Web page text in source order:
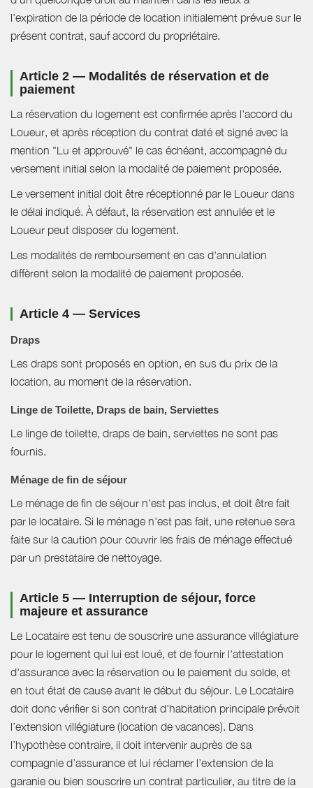
l’expiration de la période de location initialement prévue sur le
présent contrat, sauf accord du propriétaire.
Article 2 — Modalités de réservation et de
paiement
La réservation du logement est confirmée après l'accord du
Loueur, et après réception du contrat daté et signé avec la
mention "Lu et approuvé" le cas échéant, accompagné du
versement initial selon la modalité de paiement proposée.
Le versement initial doit être réceptionné par le Loueur dans
le délai indiqué. À défaut, la réservation est annulée et le
Loueur peut disposer du logement.
Les modalités de remboursement en cas d'annulation
diffèrent selon la modalité de paiement proposée.
Article 4 — Services
Draps
Les draps sont proposés en option, en sus du prix de la
location, au moment de la réservation.
Linge de Toilette, Draps de bain, Serviettes
Le linge de toilette, draps de bain, serviettes ne sont pas
fournis.
Ménage de fin de séjour
Le ménage de fin de séjour n'est pas inclus, et doit être fait
par le locataire. Si le ménage n'est pas fait, une retenue sera
faite sur la caution pour couvrir les frais de ménage effectué
par un prestataire de nettoyage.
Article 5 — Interruption de séjour, force
majeure et assurance
Le Locataire est tenu de souscrire une assurance villégiature
pour le logement qui lui est loué, et de fournir l'attestation
d'assurance avec la réservation ou le paiement du solde, et
en tout état de cause avant le début du séjour. Le Locataire
doit donc vérifier si son contrat d'habitation principale prévoit
l’extension villégiature (location de vacances). Dans
l’hypothèse contraire, il doit intervenir auprès de sa
compagnie d’assurance et lui réclamer l’extension de la
garanie ou bien souscrire un contrat particulier, au titre de la